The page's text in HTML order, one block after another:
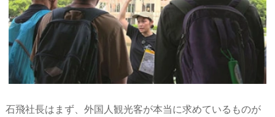
石飛社長はまず、外国人観光客が本当に求めているものが